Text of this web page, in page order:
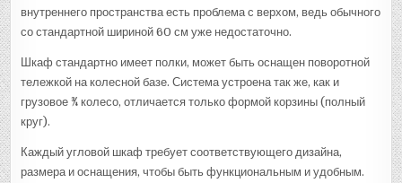
внутреннего пространства есть проблема с верхом, ведь обычного
со стандартной шириной 60 см уже недостаточно.
Шкаф стандартно имеет полки, может быть оснащен поворотной
тележкой на колесной базе. Система устроена так же, как и
грузовое ¾ колесо, отличается только формой корзины (полный
круг).
Каждый угловой шкаф требует соответствующего дизайна,
размера и оснащения, чтобы быть функциональным и удобным.